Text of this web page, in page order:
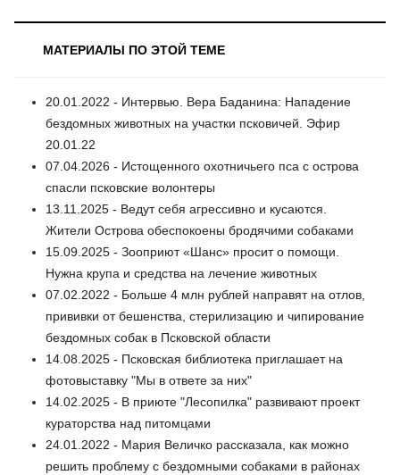
МАТЕРИАЛЫ ПО ЭТОЙ ТЕМЕ
20.01.2022 - Интервью. Вера Баданина: Нападение
бездомных животных на участки псковичей. Эфир
20.01.22
07.04.2026 - Истощенного охотничьего пса с острова
спасли псковские волонтеры
13.11.2025 - Ведут себя агрессивно и кусаются.
Жители Острова обеспокоены бродячими собаками
15.09.2025 - Зооприют «Шанс» просит о помощи.
Нужна крупа и средства на лечение животных
07.02.2022 - Больше 4 млн рублей направят на отлов,
прививки от бешенства, стерилизацию и чипирование
бездомных собак в Псковской области
14.08.2025 - Псковская библиотека приглашает на
фотовыставку "Мы в ответе за них"
14.02.2025 - В приюте "Лесопилка" развивают проект
кураторства над питомцами
24.01.2022 - Мария Величко рассказала, как можно
решить проблему с бездомными собаками в районах